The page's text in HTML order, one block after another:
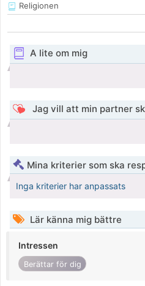
Religionen
A lite om mig
Jag vill att min partner
Mina kriterier som ska
Inga kriterier har anpassats
Lär känna mig bättre
Intressen
Berättar för dig